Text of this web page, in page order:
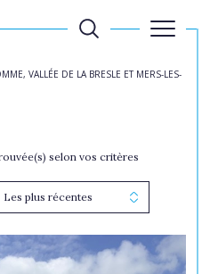
VALLÉE DE LA BRESLE ET MERS-LES-
selon vos critères
Les plus récentes